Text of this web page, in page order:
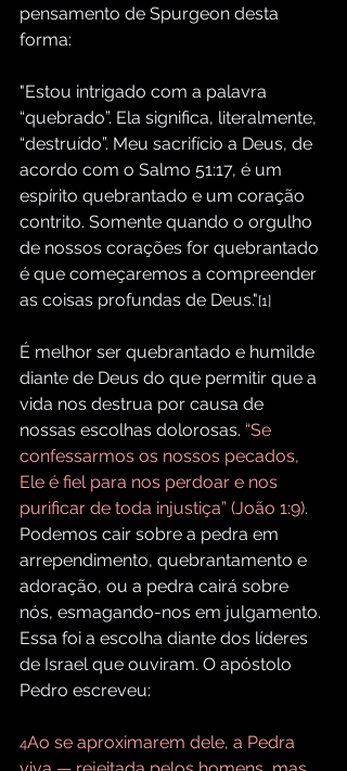
pensamento de Spurgeon desta
forma:
"Estou intrigado com a palavra
“quebrado”. Ela significa, literalmente,
“destruído”. Meu sacrifício a Deus, de
acordo com o Salmo 51:17, é um
espírito quebrantado e um coração
contrito. Somente quando o orgulho
de nossos corações for quebrantado
é que começaremos a compreender
as coisas profundas de Deus."[1]
É melhor ser quebrantado e humilde
diante de Deus do que permitir que a
vida nos destrua por causa de
nossas escolhas dolorosas. “Se
confessarmos os nossos pecados,
Ele é fiel para nos perdoar e nos
purificar de toda injustiça” (João 1:9).
Podemos cair sobre a pedra em
arrependimento, quebrantamento e
adoração, ou a pedra cairá sobre
nós, esmagando-nos em julgamento.
Essa foi a escolha diante dos líderes
de Israel que ouviram. O apóstolo
Pedro escreveu:
4Ao se aproximarem dele, a Pedra